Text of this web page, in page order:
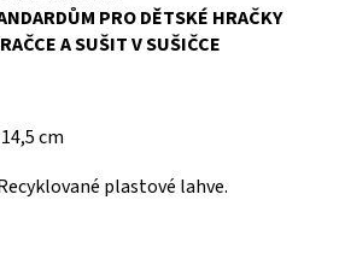
PRO DĚTSKÉ HRAČKY
A SUŠIT V SUŠIČCE
cm
plastové lahve.